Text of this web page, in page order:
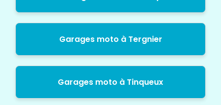
Garages moto à Tergnier
Garages moto à Tinqueux